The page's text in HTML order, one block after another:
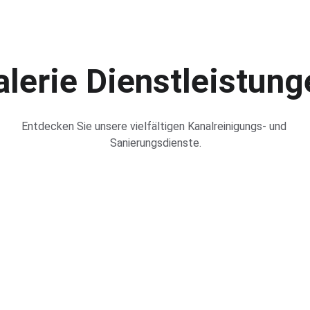
Entdecken Sie unsere vielfältigen Kanalreinigungs- und
Sanierungsdienste.